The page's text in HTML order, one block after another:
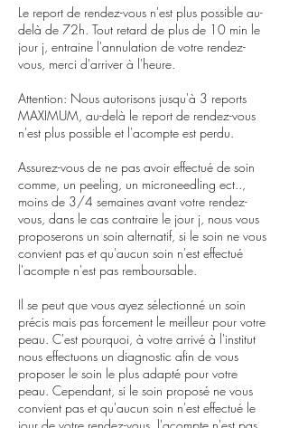
Le report de rendez-vous n'est plus possible au-
delà de 72h. Tout retard de plus de 10 min le
jour j, entraine l'annulation de votre rendez-
vous, merci d'arriver à l'heure.
Attention: Nous autorisons jusqu'à 3 reports
MAXIMUM, au-delà le report de rendez-vous
n'est plus possible et l'acompte est perdu.
Assurez-vous de ne pas avoir effectué de soin
comme, un peeling, un microneedling ect..,
moins de 3/4 semaines avant votre rendez-
vous, dans le cas contraire le jour j, nous vous
proposerons un soin alternatif, si le soin ne vous
convient pas et qu'aucun soin n'est effectué
l'acompte n'est pas remboursable.
Il se peut que vous ayez sélectionné un soin
précis mais pas forcement le meilleur pour votre
peau. C'est pourquoi, à votre arrivé à l'institut
nous effectuons un diagnostic afin de vous
proposer le soin le plus adapté pour votre
peau. Cependant, si le soin proposé ne vous
convient pas et qu'aucun soin n'est effectué le